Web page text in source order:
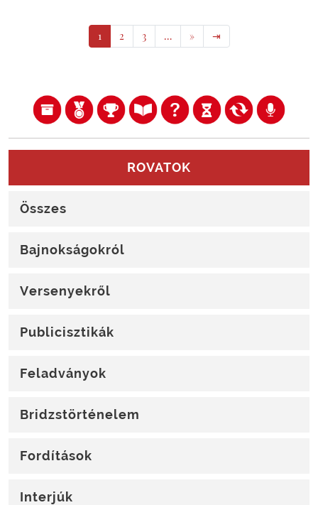
1 2 3 … » ⇥
ROVATOK
Összes
Bajnokságokról
Versenyekről
Publicisztikák
Feladványok
Bridzstörténelem
Fordítások
Interjúk